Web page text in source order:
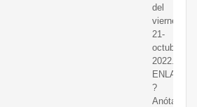
del
viernes,
21-
octubre-
2022.
?
Anótate